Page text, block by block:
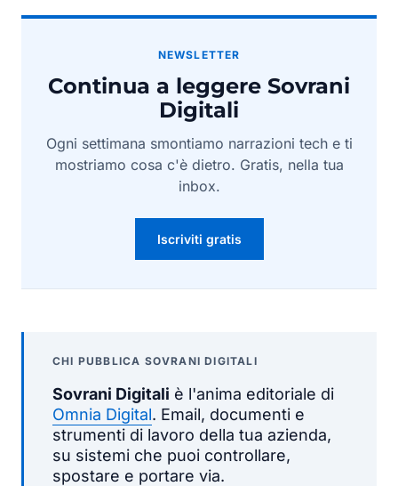
NEWSLETTER
Continua a leggere Sovrani
Digitali
Ogni settimana smontiamo narrazioni tech e ti
mostriamo cosa c'è dietro. Gratis, nella tua
inbox.
Iscriviti gratis
CHI PUBBLICA SOVRANI DIGITALI
Sovrani Digitali è l'anima editoriale di
Omnia Digital. Email, documenti e
strumenti di lavoro della tua azienda,
su sistemi che puoi controllare,
spostare e portare via.